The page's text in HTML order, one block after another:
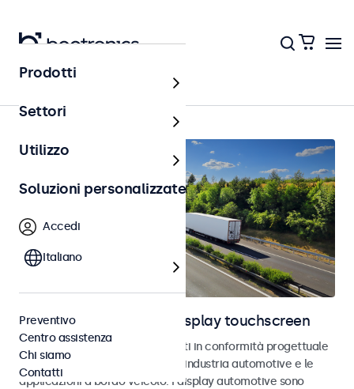
Home
Monitor automotive e display touchscreen
Monitor e touchscreen sviluppati in conformità progettuale
agli standard eMark e SAE per l’industria automotive e le
applicazioni a bordo veicolo. I display automotive sono
Prodotti
Settori
Utilizzo
Soluzioni personalizzate
Accedi
Italiano
Preventivo
Centro assistenza
Chi siamo
Contatti